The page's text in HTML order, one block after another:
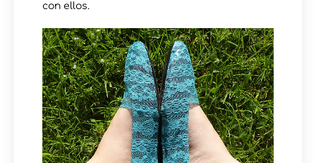
con ellos.